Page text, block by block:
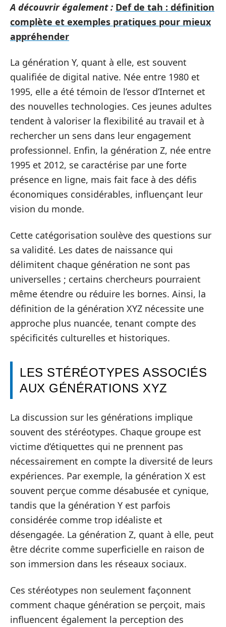
A découvrir également : Def de tah : définition
complète et exemples pratiques pour mieux
appréhender
La génération Y, quant à elle, est souvent
qualifiée de digital native. Née entre 1980 et
1995, elle a été témoin de l’essor d’Internet et
des nouvelles technologies. Ces jeunes adultes
tendent à valoriser la flexibilité au travail et à
rechercher un sens dans leur engagement
professionnel. Enfin, la génération Z, née entre
1995 et 2012, se caractérise par une forte
présence en ligne, mais fait face à des défis
économiques considérables, influençant leur
vision du monde.
Cette catégorisation soulève des questions sur
sa validité. Les dates de naissance qui
délimitent chaque génération ne sont pas
universelles ; certains chercheurs pourraient
même étendre ou réduire les bornes. Ainsi, la
définition de la génération XYZ nécessite une
approche plus nuancée, tenant compte des
spécificités culturelles et historiques.
LES STÉRÉOTYPES ASSOCIÉS
AUX GÉNÉRATIONS XYZ
La discussion sur les générations implique
souvent des stéréotypes. Chaque groupe est
victime d’étiquettes qui ne prennent pas
nécessairement en compte la diversité de leurs
expériences. Par exemple, la génération X est
souvent perçue comme désabusée et cynique,
tandis que la génération Y est parfois
considérée comme trop idéaliste et
désengagée. La génération Z, quant à elle, peut
être décrite comme superficielle en raison de
son immersion dans les réseaux sociaux.
Ces stéréotypes non seulement façonnent
comment chaque génération se perçoit, mais
influencent également la perception des